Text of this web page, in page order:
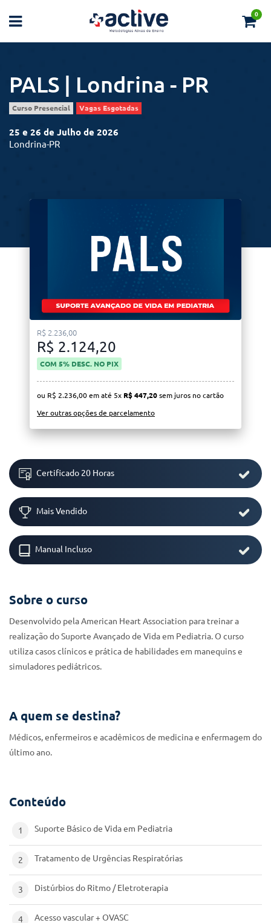
0
PALS | Londrina - PR
25 e 26 de Julho de 2026
Londrina-PR
R$ 2.236,00
R$ 2.124,20
COM 5% DESC. NO PIX
ou R$ 2.236,00 em até 5x R$ 447,20 sem juros no cartão
Ver outras opções de parcelamento
Certificado 20 Horas
Mais Vendido
Manual Incluso
Sobre o curso
Desenvolvido pela American Heart Association para treinar a
realização do Suporte Avançado de Vida em Pediatria. O curso
utiliza casos clínicos e prática de habilidades em manequins e
simuladores pediátricos.
A quem se destina?
Médicos, enfermeiros e acadêmicos de medicina e enfermagem do
último ano.
Conteúdo
1 Suporte Básico de Vida em Pediatria
2 Tratamento de Urgências Respiratórias
3 Distúrbios do Ritmo / Eletroterapia
4 Acesso vascular + OVASC